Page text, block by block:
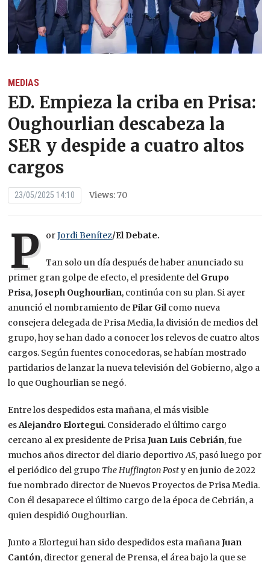
MEDIAS
ED. Empieza la criba en Prisa:
Oughourlian descabeza la
SER y despide a cuatro altos
cargos
23/05/2025 14:10 Views: 70
P orJordi Benítez/El Debate.
Tan solo un día después de haber anunciado su
primer gran golpe de efecto, el presidente del Grupo
Prisa,Joseph Oughourlian, continúa con su plan. Si ayer
anunció el nombramiento de Pilar Gilcomo nueva
consejera delegada de Prisa Media, la división de medios del
grupo, hoy se han dado a conocer los relevos de cuatro altos
cargos. Según fuentes conocedoras, se habían mostrado
partidarios de lanzar la nueva televisión del Gobierno, algo a
lo que Oughourlian se negó.
Entre los despedidos esta mañana, el más visible
esAlejandro Elortegui. Considerado el último cargo
cercano al ex presidente de PrisaJuan Luis Cebrián, fue
muchos años director del diario deportivoAS, pasó luego por
el periódico del grupo The Huffington Posty en junio de 2022
fue nombrado director de Nuevos Proyectos de Prisa Media.
Con él desaparece el último cargo de la época de Cebrián, a
quien despidió Oughourlian.
Junto a Elortegui han sido despedidos esta mañanaJuan
Cantón, director general de Prensa, el área bajo la que se